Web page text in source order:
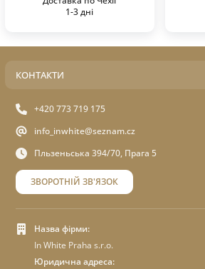
1-3 дні
КОНТАКТИ
+420 773 719 175
info_inwhite@seznam.cz
Пльзеньська 394/70, Прага 5
ЗВОРОТНІЙ ЗВ'ЯЗОК
Назва фірми:
In White Praha s.r.o.
Юридична адреса: